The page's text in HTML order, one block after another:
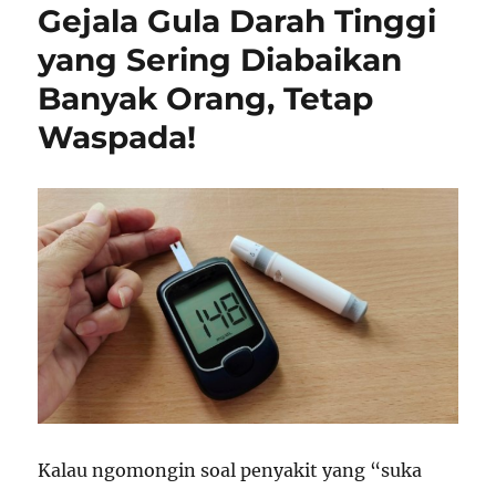
Gejala Gula Darah Tinggi
yang Sering Diabaikan
Banyak Orang, Tetap
Waspada!
Kalau ngomongin soal penyakit yang “suka